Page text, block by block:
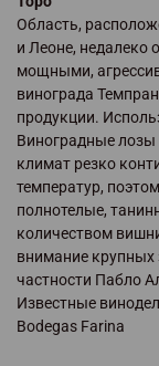
Область,
и Леоне, недалеко
мощными,
винограда
продукции.
Виноградные лозы
климат резко
температур,
полнотелые,
количеством
внимание крупных
частности Пабло
Известные
Bodegas Farina